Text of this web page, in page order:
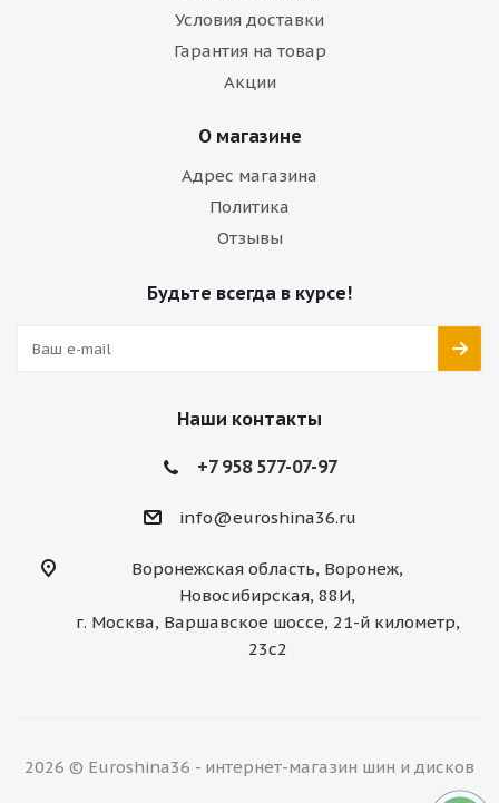
Условия доставки
Гарантия на товар
Акции
О магазине
Адрес магазина
Политика
Отзывы
Будьте всегда в курсе!
Наши контакты
+7 958 577-07-97
info@euroshina36.ru
Воронежская область, Воронеж,
Новосибирская, 88И,
г. Москва, Варшавское шоссе, 21-й километр,
23с2
2026 © Euroshina36 - интернет-магазин шин и дисков